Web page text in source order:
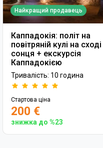
Найкращий продавець
Каппадокія: політ на
повітряній кулі на сході
сонця + екскурсія
Каппадокією
Тривалість: 10 година
Стартова ціна
200 €
знижка до %23